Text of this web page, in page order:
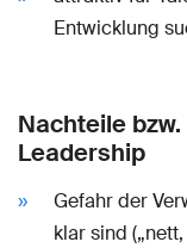
Entwicklung
Nachteile
Leadership
Gefahr der
klar sind